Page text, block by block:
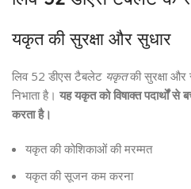
यकृत की सुरक्षा और सुधार
लिव 52 डीएस टैबलेट यकृतकी सुरक्षा और
निभाता है। यह यकृत को विषाक्त पदार्थों से
करता है।
यकृत की कोशिकाओं की मरम्मत
यकृत की सूजन कम करना